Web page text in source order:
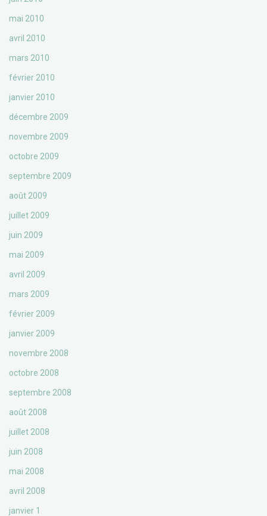
mai 2010
avril 2010
mars 2010
février 2010
janvier 2010
décembre 2009
novembre 2009
octobre 2009
septembre 2009
août 2009
juillet 2009
juin 2009
mai 2009
avril 2009
mars 2009
février 2009
janvier 2009
novembre 2008
octobre 2008
septembre 2008
août 2008
juillet 2008
juin 2008
mai 2008
avril 2008
janvier 1